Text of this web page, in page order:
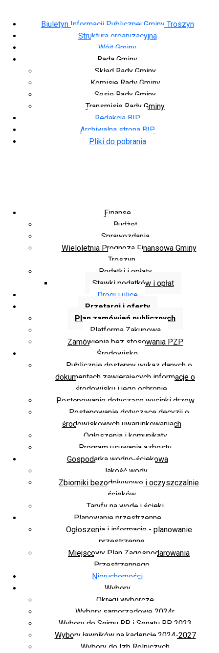
Biuletyn Informacji Publicznej Gminy Troszyn
Struktura organizacyjna
Wójt Gminy
Rada Gminy
Skład Rady Gminy
Komisje Rady Gminy
Sesje Rady Gminy
Transmisje Rady Gminy
Redakcja BIP
Archiwalna strona BIP
Pliki do pobrania
Finanse
Budżet
Sprawozdania
Wieloletnia Prognoza Finansowa Gminy
Troszyn
Podatki i opłaty
Stawki podatków i opłat
Drogi i ulice
Przetargi i oferty
Plan zamówień publicznych
Platforma Zakupowa
Zamówienia bez stosowania PZP
Środowisko
Publicznie dostępny wykaz danych o
dokumentach zawierających informacje o
środowisku i jego ochronie
Postępowanie dotyczące wycinki drzew
Postępowanie dotyczące decyzji o
środowiskowych uwarunkowaniach
Ogłoszenia i komunikaty
Program usuwania azbestu
Gospodarka wodno-ściekowa
Jakość wody
Zbiorniki bezodpływowe i oczyszczalnie
ścieków
Taryfy na wodę i ścieki
Planowanie przestrzenne
Ogłoszenia i informacje - planowanie
przestrzenne
Miejscowy Plan Zagospodarowania
Przestrzennego
Nieruchomości
Wybory
Okręgi wyborcze
Wybory samorządowe 2024r.
Wybory do Sejmu RP i Senatu RP 2023
Wybory ławników na kadencję 2024-2027
Wybory do Izb Rolniczych